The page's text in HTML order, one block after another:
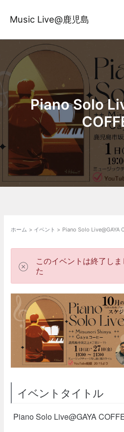
ス
プ
Music Live@鹿児島
Piano Solo
ホーム イベント Piano Solo Live@GAYA
このイベントは終了しま
た
イベントタイトル
Piano Solo Live@GAYA